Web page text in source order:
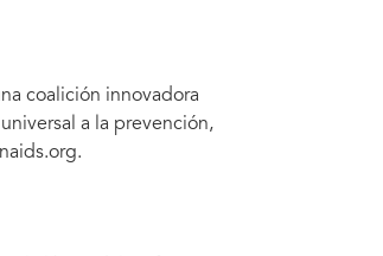
coalición innovadora
a la prevención,